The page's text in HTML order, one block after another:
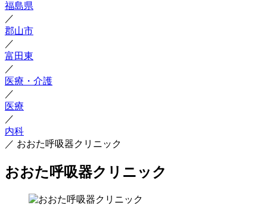
福島県
／
郡山市
／
富田東
／
医療・介護
／
医療
／
内科
／ おおた呼吸器クリニック
おおた呼吸器クリニック